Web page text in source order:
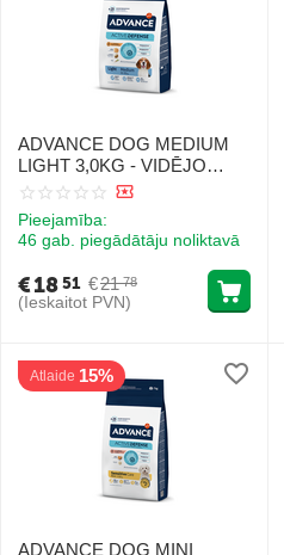
ADVANCE DOG MEDIUM
LIGHT 3,0KG - VIDĒJO
ŠĶIRŅU SUŅIEM AR LIEKO
Pieejamība:
46 gab. piegādātāju noliktavā
€21 78
€1851
(Ieskaitot PVN)
Atlaide 15%
ADVANCE DOG MINI